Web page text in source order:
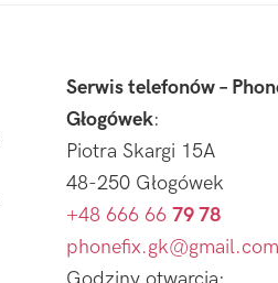
Serwis telefonów –
Głogówek:
Piotra Skargi 15A
48-250 Głogówek
+48 666 66 79 78
phonefix.gk@gmail.com